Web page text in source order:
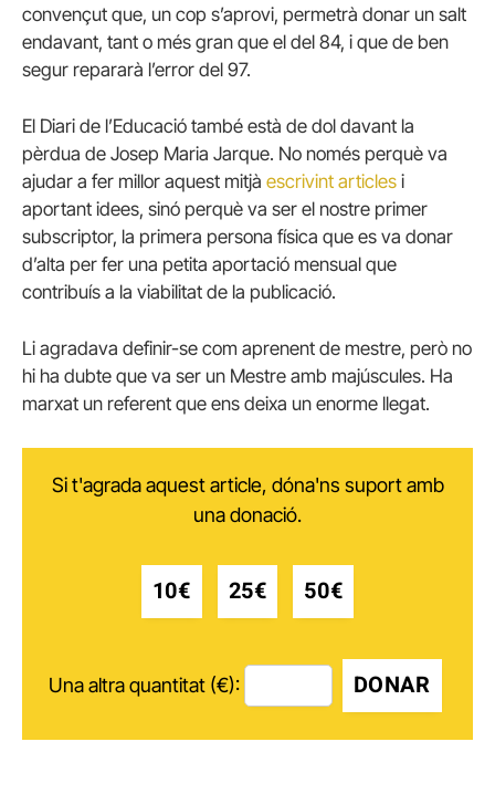
convençut que, un cop s’aprovi, permetrà donar un salt
endavant, tant o més gran que el del 84, i que de ben
segur repararà l’error del 97.
El Diari de l’Educació també està de dol davant la
pèrdua de Josep Maria Jarque. No només perquè va
ajudar a fer millor aquest mitjà escrivint articles i
aportant idees, sinó perquè va ser el nostre primer
subscriptor, la primera persona física que es va donar
d’alta per fer una petita aportació mensual que
contribuís a la viabilitat de la publicació.
Li agradava definir-se com aprenent de mestre, però no
hi ha dubte que va ser un Mestre amb majúscules. Ha
marxat un referent que ens deixa un enorme llegat.
Si t'agrada aquest article, dóna'ns suport amb
una donació.
10€ 25€ 50€
Una altra quantitat (€): DONAR